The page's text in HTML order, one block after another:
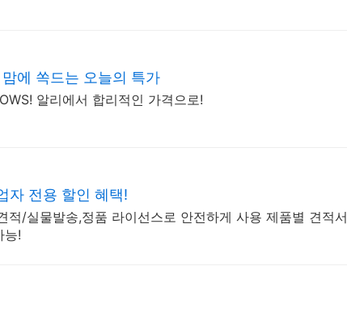
에 쏙드는 오늘의 특가
알리에서 합리적인 가격으로!
자 전용 할인 혜택!
적/실물발송,정품 라이선스로 안전하게 사용 제품별 견적서
능!